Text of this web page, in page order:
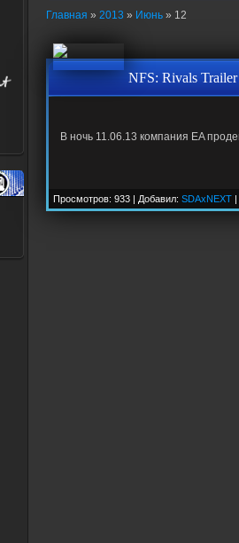
Главная » 2013 » Июнь » 12
NFS: Rivals
В ночь 11.06.13 компания EA
Просмотров: 933 | Добавил: SDAxNEXT